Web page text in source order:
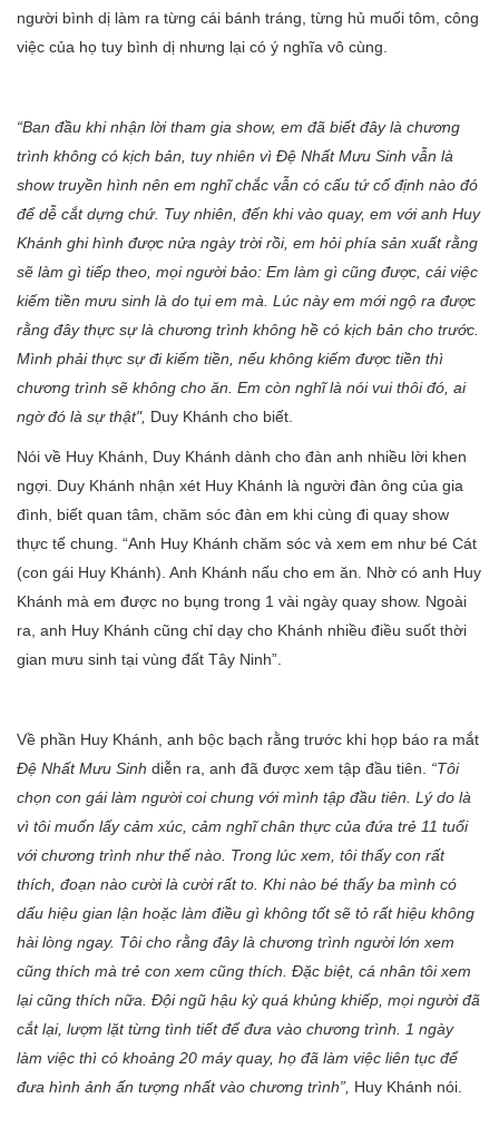
người bình dị làm ra từng cái bánh tráng, từng hủ muối tôm, công
việc của họ tuy bình dị nhưng lại có ý nghĩa vô cùng.
“Ban đầu khi nhận lời tham gia show, em đã biết đây là chương
trình không có kịch bản, tuy nhiên vì Đệ Nhất Mưu Sinh vẫn là
show truyền hình nên em nghĩ chắc vẫn có cấu tứ cố định nào đó
để dễ cắt dựng chứ. Tuy nhiên, đến khi vào quay, em với anh Huy
Khánh ghi hình được nửa ngày trời rồi, em hỏi phía sản xuất rằng
sẽ làm gì tiếp theo, mọi người bảo: Em làm gì cũng được, cái việc
kiếm tiền mưu sinh là do tụi em mà. Lúc này em mới ngộ ra được
rằng đây thực sự là chương trình không hề có kịch bản cho trước.
Mình phải thực sự đi kiếm tiền, nếu không kiếm được tiền thì
chương trình sẽ không cho ăn. Em còn nghĩ là nói vui thôi đó, ai
ngờ đó là sự thật", Duy Khánh cho biết.
Nói về Huy Khánh, Duy Khánh dành cho đàn anh nhiều lời khen
ngợi. Duy Khánh nhận xét Huy Khánh là người đàn ông của gia
đình, biết quan tâm, chăm sóc đàn em khi cùng đi quay show
thực tế chung. “Anh Huy Khánh chăm sóc và xem em như bé Cát
(con gái Huy Khánh). Anh Khánh nấu cho em ăn. Nhờ có anh Huy
Khánh mà em được no bụng trong 1 vài ngày quay show. Ngoài
ra, anh Huy Khánh cũng chỉ dạy cho Khánh nhiều điều suốt thời
gian mưu sinh tại vùng đất Tây Ninh”.
Về phần Huy Khánh, anh bộc bạch rằng trước khi họp báo ra mắt
Đệ Nhất Mưu Sinh diễn ra, anh đã được xem tập đầu tiên. “Tôi
chọn con gái làm người coi chung với mình tập đầu tiên. Lý do là
vì tôi muốn lấy cảm xúc, cảm nghĩ chân thực của đứa trẻ 11 tuổi
với chương trình như thế nào. Trong lúc xem, tôi thấy con rất
thích, đoạn nào cười là cười rất to. Khi nào bé thấy ba mình có
dấu hiệu gian lận hoặc làm điều gì không tốt sẽ tỏ rất hiệu không
hài lòng ngay. Tôi cho rằng đây là chương trình người lớn xem
cũng thích mà trẻ con xem cũng thích. Đặc biệt, cá nhân tôi xem
lại cũng thích nữa. Đội ngũ hậu kỳ quá khủng khiếp, mọi người đã
cắt lại, lượm lặt từng tình tiết để đưa vào chương trình. 1 ngày
làm việc thì có khoảng 20 máy quay, họ đã làm việc liên tục để
đưa hình ảnh ấn tượng nhất vào chương trình”, Huy Khánh nói.